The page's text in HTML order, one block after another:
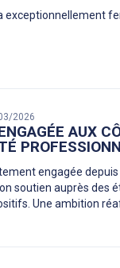
exceptionnellement
2026
AUX
engagée
soutien auprès des
Une ambition